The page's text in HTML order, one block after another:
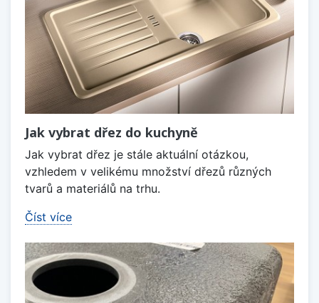
Jak vybrat dřez do kuchyně
Jak vybrat dřez je stále aktuální otázkou,
vzhledem v velikému množství dřezů různých
tvarů a materiálů na trhu.
Číst více